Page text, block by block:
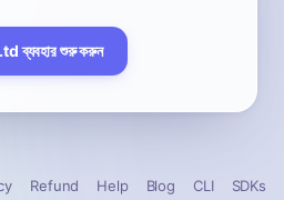
ব্যবহার শুরু করুন
Refund Help Blog CLI SDKs